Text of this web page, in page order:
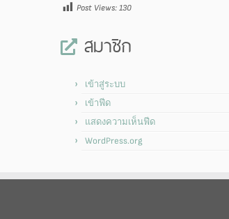
Post Views: 130
สมาชิก
เข้าสู่ระบบ
เข้าฟีด
แสดงความเห็นฟีด
WordPress.org